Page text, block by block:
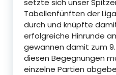
setzte sich unser
Tabellenfünften der
durch und knüpfte
erfolgreiche Hinrunde
gewannen damit zum 9.
diesen Begegnungen
einzelne Partien